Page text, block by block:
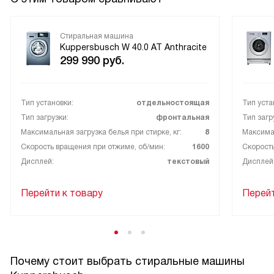
Стиральная машина
Kuppersbusch W 40.0 AT Anthracite
299 990 руб.
Тип установки:
отдельностоящая
Тип загрузки:
фронтальная
Максимальная загрузка белья при стирке, кг:
8
Скорость вращения при отжиме, об/мин:
1600
Дисплей:
текстовый
Перейти к товару
Тип
Тип
Почему стоит выбрать стиральные машины